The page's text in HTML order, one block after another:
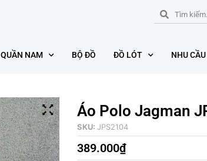
QUẦN NAM BỘ ĐỒ ĐỒ LÓT NHU CẦU
Áo Polo Jagman
SKU: JPS2104
389.000₫